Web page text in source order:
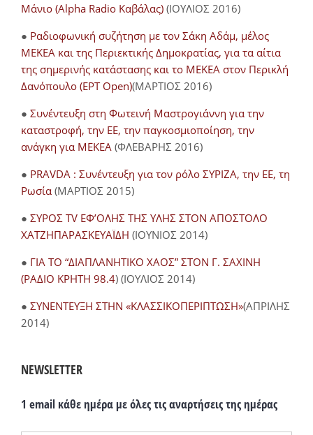
Μάνιο (Alpha Radio Καβάλας) (ΙΟΥΛΙΟΣ 2016)
● Ραδιοφωνική συζήτηση με τον Σάκη Αδάμ, μέλος
ΜΕΚΕΑ και της Περιεκτικής Δημοκρατίας, για τα αίτια
της σημερινής κατάστασης και το ΜΕΚΕΑ στον Περικλή
Δανόπουλο (ΕΡΤ Open)(ΜΑΡΤΙΟΣ 2016)
● Συνέντευξη στη Φωτεινή Μαστρογιάννη για την
καταστροφή, την ΕΕ, την παγκοσμιοποίηση, την
ανάγκη για ΜΕΚΕΑ (ΦΛΕΒΑΡΗΣ 2016)
● PRAVDA : Συνέντευξη για τον ρόλο ΣΥΡΙΖΑ, την ΕΕ, τη
Ρωσία (ΜΑΡΤΙΟΣ 2015)
● ΣΥΡΟΣ TV ΕΦ’ΟΛΗΣ ΤΗΣ ΥΛΗΣ ΣΤΟΝ ΑΠΟΣΤΟΛΟ
ΧΑΤΖΗΠΑΡΑΣΚΕΥΑΪΔΗ (ΙΟΥΝΙΟΣ 2014)
● ΓΙΑ ΤΟ “ΔΙΑΠΛΑΝΗΤΙΚΟ ΧΑΟΣ” ΣΤΟΝ Γ. ΣΑΧΙΝΗ
(ΡΑΔΙΟ ΚΡΗΤΗ 98.4) (ΙΟΥΛΙΟΣ 2014)
● ΣΥΝΕΝΤΕΥΞΗ ΣΤΗΝ «ΚΛΑΣΣΙΚΟΠΕΡΙΠΤΩΣΗ»(ΑΠΡΙΛΗΣ
2014)
NEWSLETTER
1 email κάθε ημέρα με όλες τις αναρτήσεις της ημέρας